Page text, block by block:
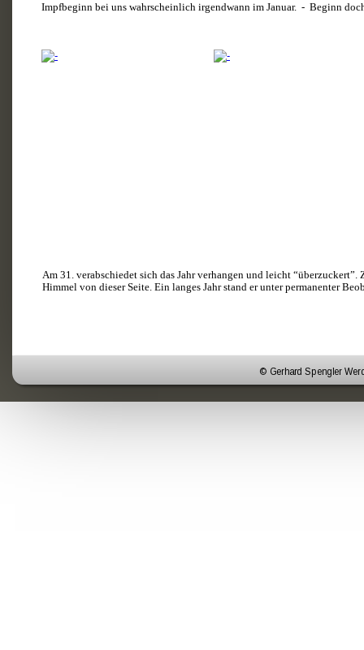
© Gerhard Spengler
Impfbeginn bei uns wahrscheinlich irgendwann im Januar.  -  Beginn
Am 31. verabschiedet sich das Jahr verhangen und leicht
Himmel von dieser Seite. Ein langes Jahr stand er unter permanenter